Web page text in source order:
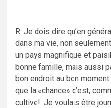
R: Je dois dire qu’en
dans ma vie, non
un pays magnifique et
bonne famille, mais aussi
bon endroit au bon
que la «chance» c’est,
cultive!. Je voulais être